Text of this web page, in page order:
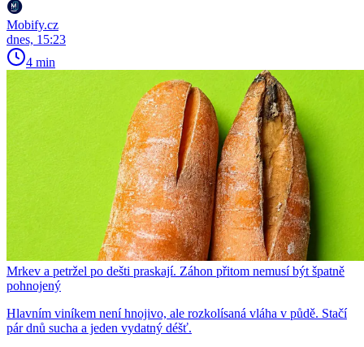
Mobify.cz
dnes, 15:23
4 min
Mrkev a petržel po dešti praskají. Záhon přitom nemusí být špatně
pohnojený
Hlavním viníkem není hnojivo, ale rozkolísaná vláha v půdě. Stačí
pár dnů sucha a jeden vydatný déšť.